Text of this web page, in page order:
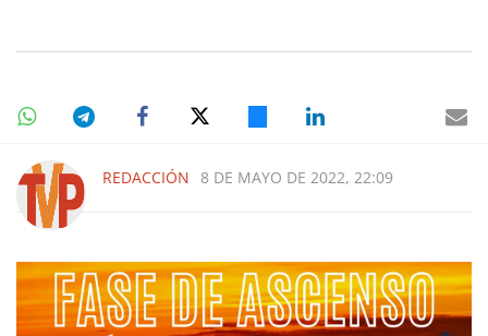
REDACCIÓN 8 DE MAYO DE 2022, 22:09